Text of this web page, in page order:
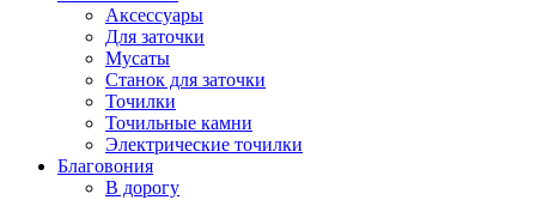
Аксессуары
Для заточки
Мусаты
Станок для заточки
Точилки
Точильные камни
Электрические точилки
Благовония
В дорогу